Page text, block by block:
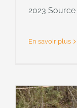
2023
En savoir plus